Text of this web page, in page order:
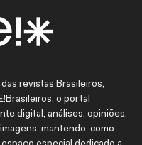
revistas Brasileiros,
o portal
digital, análises, opiniões,
mantendo, como